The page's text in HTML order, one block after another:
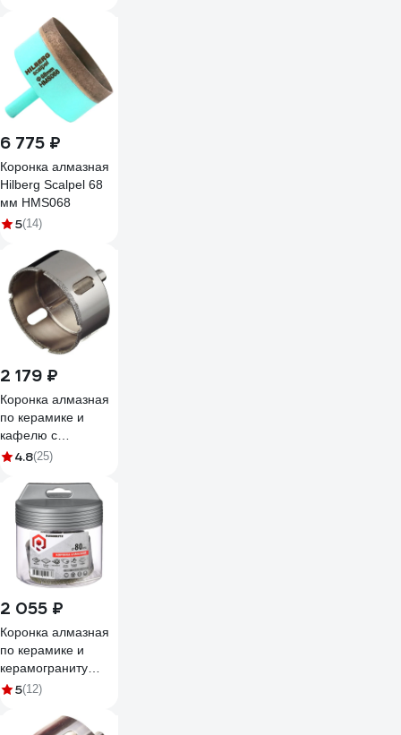
DIAMOND 80 мм
400080
6 775 ₽
Коронка алмазная
Hilberg Scalpel 68
мм HMS068
5(14)
2 179 ₽
Коронка алмазная
по керамике и
кафелю с
центрирующим
DIAMOND 70 мм
400070
4.8(25)
2 055 ₽
Коронка алмазная
по керамике и
керамограниту
Rubinritz 80мм
5(12)